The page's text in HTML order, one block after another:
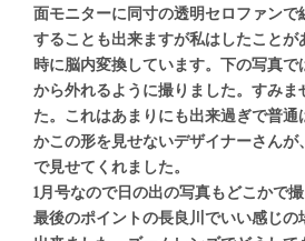
面モニターに同寸の透明セロファン
することも出来ますが私はしたことが
時に脳内変換しています。下の写真
から外れるように撮りました。すみま
た。これはあまりにも出来過ぎで普通
かこの形を見せないデザイナーさん
で見せてくれました。
1月号なので日の出の写真もどこかで
最後のポイントの長良川でいい感じ